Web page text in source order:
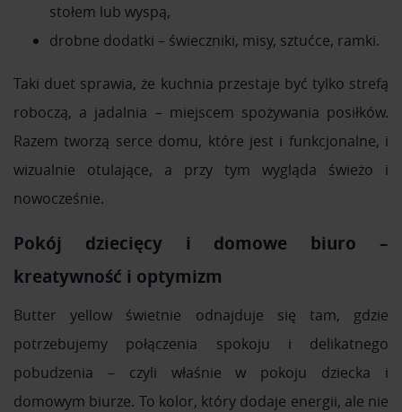
stołem lub wyspą,
drobne dodatki – świeczniki, misy, sztućce, ramki.
Taki duet sprawia, że kuchnia przestaje być tylko strefą
roboczą, a jadalnia – miejscem spożywania posiłków.
Razem tworzą serce domu, które jest i funkcjonalne, i
wizualnie otulające, a przy tym wygląda świeżo i
nowocześnie.
Pokój dziecięcy i domowe biuro –
kreatywność i optymizm
Butter yellow świetnie odnajduje się tam, gdzie
potrzebujemy połączenia spokoju i delikatnego
pobudzenia – czyli właśnie w pokoju dziecka i
domowym biurze. To kolor, który dodaje energii, ale nie